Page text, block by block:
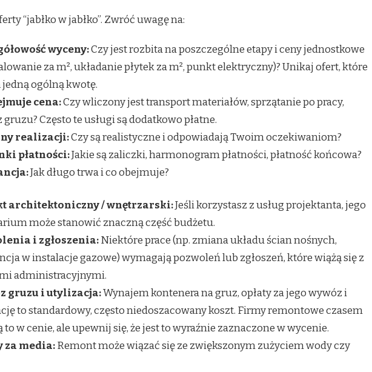
“jabłko w jabłko”. Zwróć uwagę na:
wyceny:Czy jest rozbita na poszczególne etapy i ceny jednostkowe
za m², układanie płytek za m², punkt elektryczny)? Unikaj ofert, które
jedną ogólną kwotę.
cena:Czy wliczony jest transport materiałów, sprzątanie po pracy,
Często te usługi są dodatkowo płatne.
realizacji:Czy są realistyczne i odpowiadają Twoim oczekiwaniom?
płatności:Jakie są zaliczki, harmonogram płatności, płatność końcowa?
Jak długo trwa i co obejmuje?
architektoniczny / wnętrzarski:Jeśli korzystasz z usług projektanta, jego
może stanowić znaczną część budżetu.
i zgłoszenia:Niektóre prace (np. zmiana układu ścian nośnych,
w instalacje gazowe) wymagają pozwoleń lub zgłoszeń, które wiążą się z
administracyjnymi.
gruzu i utylizacja:Wynajem kontenera na gruz, opłaty za jego wywóz i
to standardowy, często niedoszacowany koszt. Firmy remontowe czasem
to w cenie, ale upewnij się, że jest to wyraźnie zaznaczone w wycenie.
za media:Remont może wiązać się ze zwiększonym zużyciem wody czy